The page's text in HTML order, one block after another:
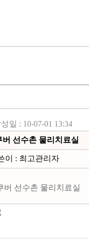
일 : 10-07-01 13:34
버 선수촌 물리치료실
이 : 최고관리자
버 선수촌 물리치료실